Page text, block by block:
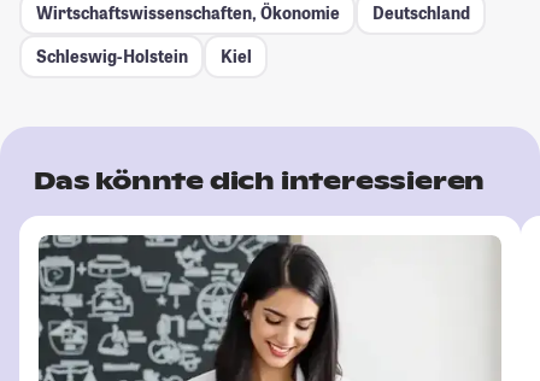
Wirtschaftswissenschaften, Ökonomie
Deutschland
Schleswig-Holstein
Kiel
Das könnte dich interessieren